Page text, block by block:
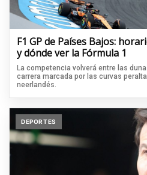
F1 GP de Países Bajos:
y dónde ver la Fórmula 1
La competencia volverá entre las
carrera marcada por las curvas
neerlandés.
DEPORTES